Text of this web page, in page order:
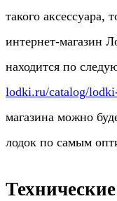
такого аксессуара,
интернет-магазин
находится по
lodki.ru/catalog/
магазина можно
лодок по самым